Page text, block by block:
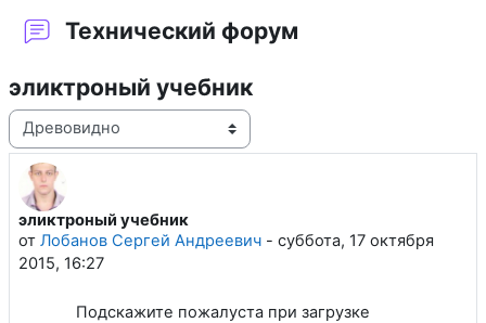
Технический форум
эликтроный учебник
Режим отображения
эликтроный учебник
от Лобанов Сергей Андреевич - суббота, 17 октября
2015, 16:27
Количество ответов: 1
Подскажите пожалуста при загрузке